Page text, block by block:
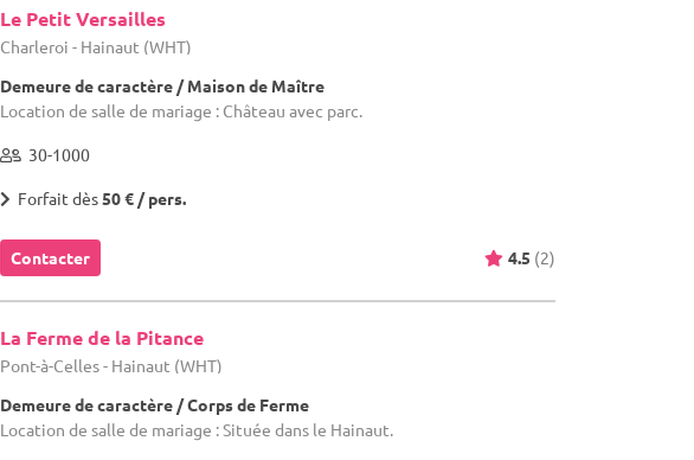
Le Petit Versailles
Charleroi - Hainaut (WHT)
Demeure de caractère / Maison de Maître
Location de salle de mariage : Château avec parc.
30-1000
Forfait dès50 € / pers.
Contacter 4.5 (2)
La Ferme de la Pitance
Pont-à-Celles - Hainaut (WHT)
Demeure de caractère / Corps de Ferme
Location de salle de mariage : Située dans le Hainaut.